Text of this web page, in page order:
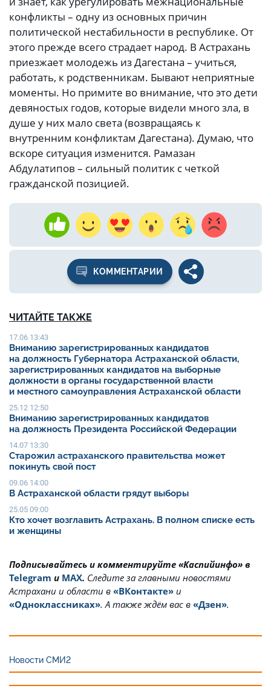
конфликты – одну из основных причин
политической нестабильности в республике. От
этого прежде всего страдает народ. В Астрахань
приезжает молодежь из Дагестана – учиться,
работать, к родственникам. Бывают неприятные
моменты. Но примите во внимание, что это дети
девяностых годов, которые видели много зла, в
душе у них мало света (возвращаясь к
внутренним конфликтам Дагестана). Думаю, что
вскоре ситуация изменится. Рамазан
Абдулатипов – сильный политик с четкой
гражданской позицией.
КОММЕНТАРИИ
ЧИТАЙТЕ ТАКЖЕ
17.06 13:43
Вниманию зарегистрированных кандидатов
на должность Губернатора Астраханской области,
зарегистрированных кандидатов на выборные
должности в органы государственной власти
и местного самоуправления Астраханской области
25.12 12:50
Вниманию зарегистрированных кандидатов
на должность Президента Российской Федерации
14.07 13:30
Старожил астраханского правительства может
покинуть свой пост
09.06 14:00
В Астраханской области грядут выборы
25.05 09:00
Кто хочет возглавить Астрахань. В полном списке есть
и женщины
Подписывайтесь и комментируйте «Каспийинфо» в
Telegram и MAX. Cледите за главными новостями
Астрахани и области в «ВКонтакте» и
«Одноклассниках». А также ждём вас в «Дзен».
Новости СМИ2